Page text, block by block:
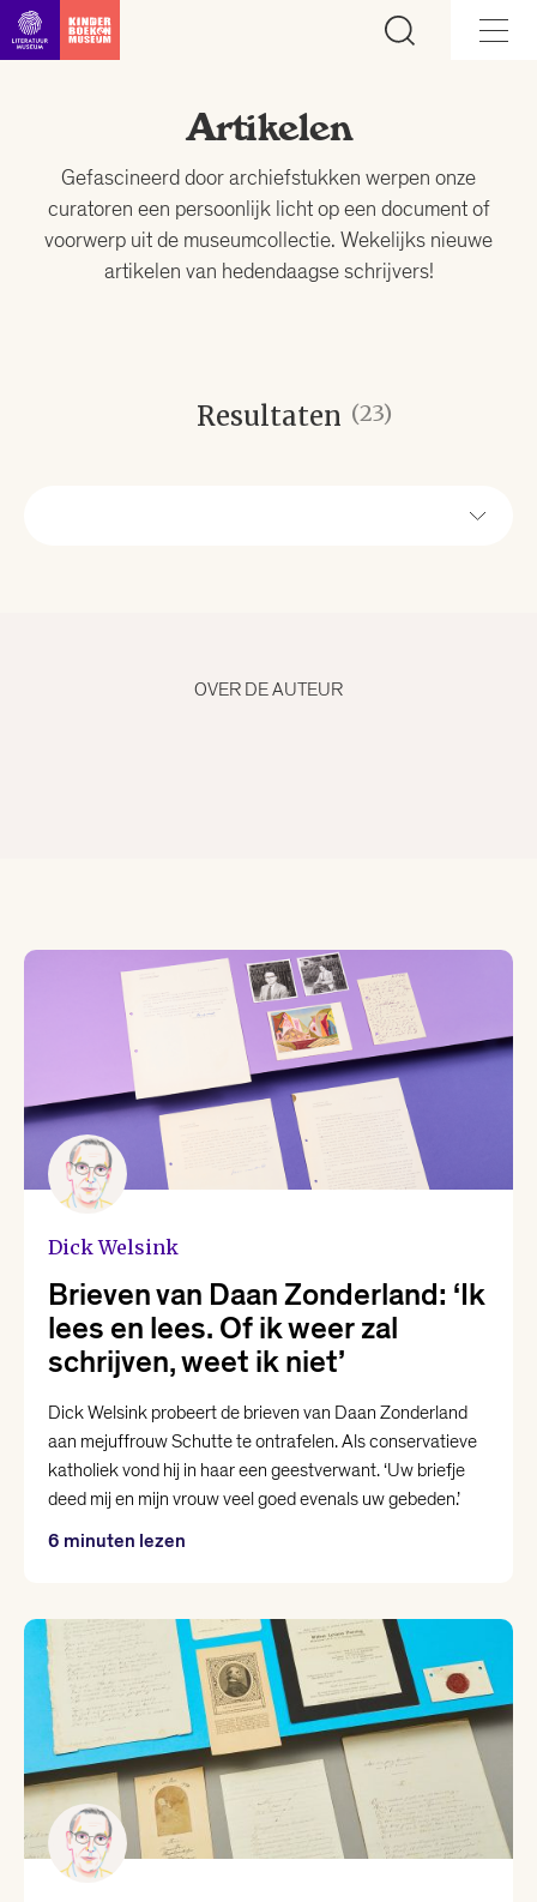
Ga direct naar inhoud
Artikelen
Gefascineerd door archiefstukken werpen onze
curatoren een persoonlijk licht op een document of
voorwerp uit de museumcollectie. Wekelijks nieuwe
artikelen van hedendaagse schrijvers!
Resultaten (23)
Bregje Hofstede
Christiaan Weijts
Dean Bowen
Ellen Deckwitz
Emma van Hooff
Femke Brockhus
Hanna Bervoets
Karin Amatmoekrim
Lieke Marsman
Loranne Davelaar
Marjolein Visser
OVER DE AUTEUR
Dick Welsink
Brieven van Daan Zonderland: ‘Ik
lees en lees. Of ik weer zal
schrijven, weet ik niet’
Dick Welsink probeert de brieven van Daan Zonderland
aan mejuffrouw Schutte te ontrafelen. Als conservatieve
katholiek vond hij in haar een geestverwant. ‘Uw briefje
deed mij en mijn vrouw veel goed evenals uw gebeden.’
6 minuten lezen